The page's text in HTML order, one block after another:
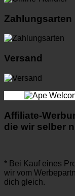
Zahlungsarten
Versand
Affiliate-
die wir selber
* Bei Kauf eines
wir vom
dich gleich.